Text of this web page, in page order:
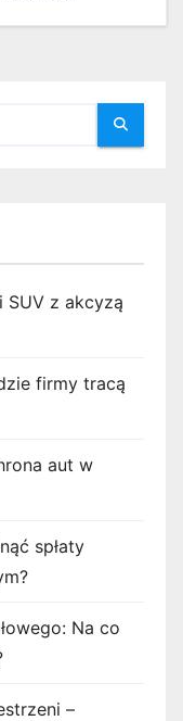
SUV z akcyzą
firmy tracą
aut w
spłaty
Na co
–